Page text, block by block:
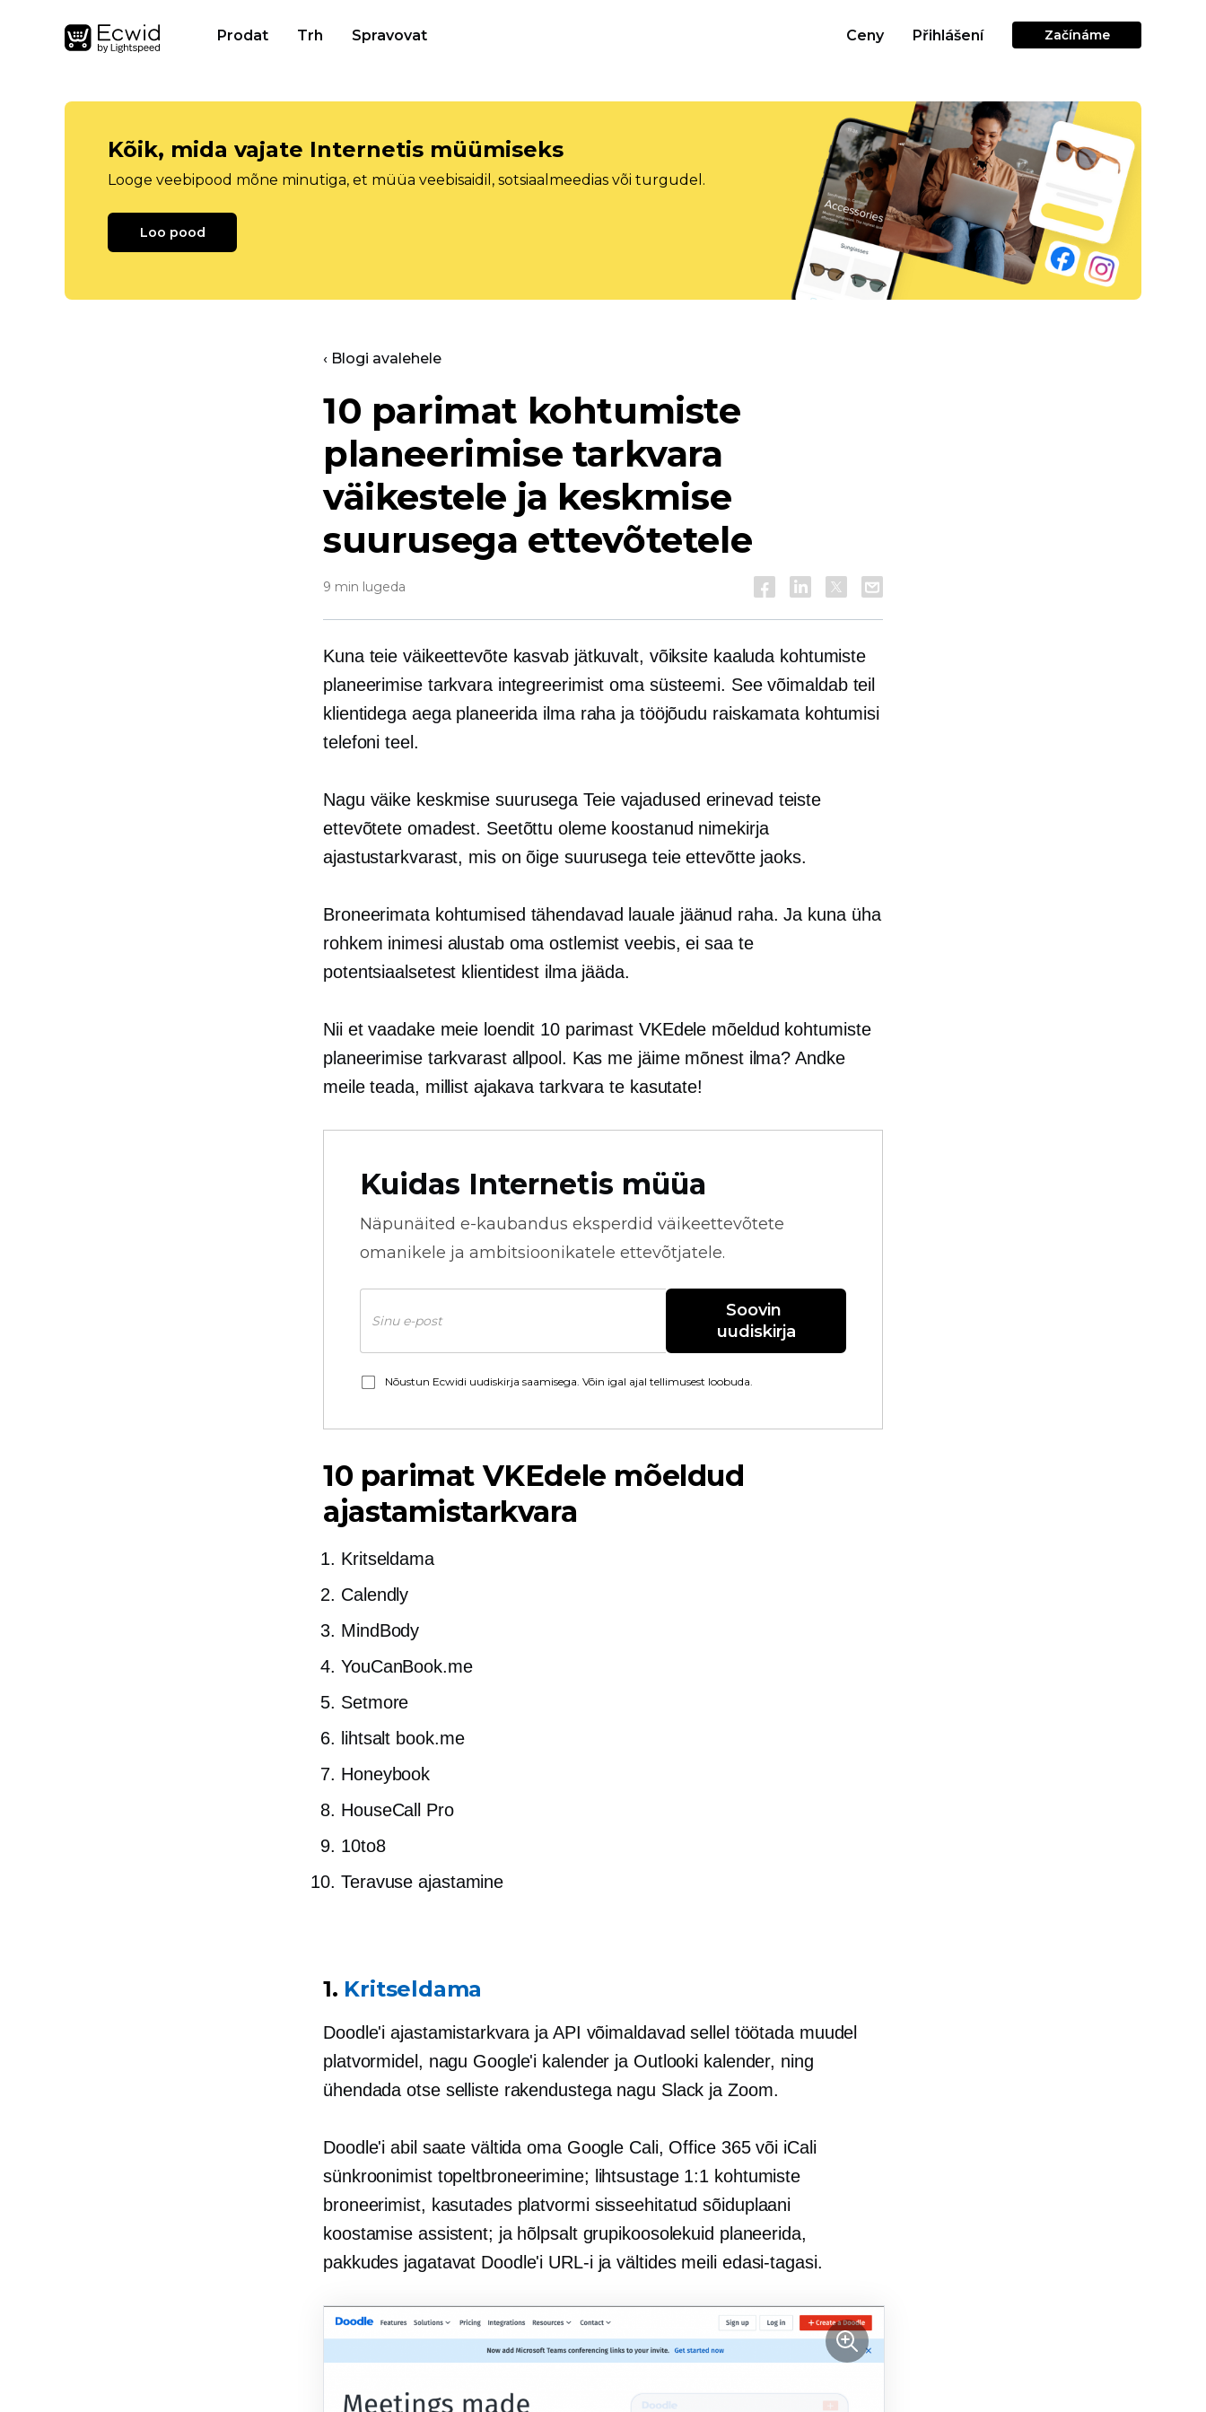
Prodat Trh Spravovat Ceny Přihlášení Začínáme
Kõik, mida vajate Internetis müümiseks
Looge veebipood mõne minutiga, et müüa veebisaidil, sotsiaalmeedias või turgudel.
Loo pood
‹ Blogi avalehele
10 parimat kohtumiste
planeerimise tarkvara
väikestele ja keskmise
suurusega ettevõtetele
9 min lugeda
Kuna teie väikeettevõte kasvab jätkuvalt, võiksite kaaluda kohtumiste
planeerimise tarkvara integreerimist oma süsteemi. See võimaldab teil
klientidega aega planeerida ilma raha ja tööjõudu raiskamata kohtumisi
telefoni teel.
Nagu väike keskmise suurusega Teie vajadused erinevad teiste
ettevõtete omadest. Seetõttu oleme koostanud nimekirja
ajastustarkvarast, mis onõige suurusega teie ettevõtte jaoks.
Broneerimata kohtumised tähendavad lauale jäänud raha. Ja kuna üha
rohkem inimesi alustab oma ostlemist veebis, ei saa te
potentsiaalsetest klientidest ilma jääda.
Nii et vaadake meie loendit 10 parimast VKEdele mõeldud kohtumiste
planeerimise tarkvarast allpool. Kas me jäime mõnest ilma? Andke
meile teada, millist ajakava tarkvara te kasutate!
Kuidas Internetis müüa
Näpunäited e-kaubandus eksperdid väikeettevõtete
omanikele ja ambitsioonikatele ettevõtjatele.
Soovin
uudiskirja
Nõustun Ecwidi uudiskirja saamisega. Võin igal ajal tellimusest loobuda.
10 parimat VKEdele mõeldud
ajastamistarkvara
Kritseldama
Calendly
MindBody
YouCanBook.me
Setmore
lihtsalt book.me
Honeybook
HouseCall Pro
10to8
Teravuse ajastamine
1. Kritseldama
Doodle'i ajastamistarkvara ja API võimaldavad sellel töötada muudel
platvormidel, nagu Google'i kalender ja Outlooki kalender, ning
ühendada otse selliste rakendustega nagu Slack ja Zoom.
Doodle'i abil saate vältida oma Google Cali, Office 365 või iCali
sünkroonimist topeltbroneerimine; lihtsustage 1:1 kohtumiste
broneerimist, kasutades platvormi sisseehitatud sõiduplaani
koostamise assistent; ja hõlpsalt grupikoosolekuid planeerida,
pakkudes jagatavat Doodle'i URL-i ja vältides meili edasi-tagasi.